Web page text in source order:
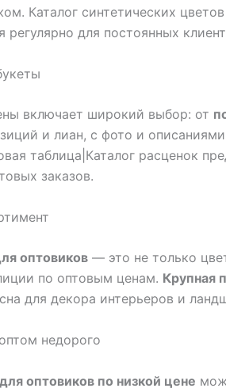
Каталог синтетических
для постоянных
включает широкий выбор: от
и лиан, с фото и
таблица|Каталог расценок
заказов.
оптовиков — это не только
по оптовым ценам. Крупная
для декора интерьеров и
недорого
оптовиков по низкой цене